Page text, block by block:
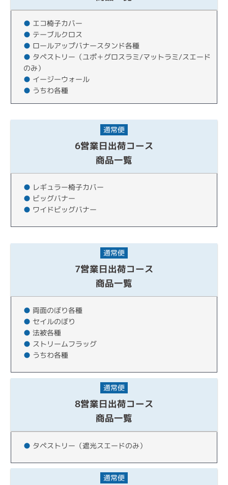
● エコ椅子カバー
● テーブルクロス
● ロールアップバナースタンド各種
● タペストリー（ユポ＋グロスラミ/マットラミ/スエード
のみ）
● イージーウォール
● うちわ各種
通常便
6営業日出荷コース
商品一覧
● レギュラー椅子カバー
● ビッグバナー
● ワイドビッグバナー
通常便
7営業日出荷コース
商品一覧
● 両面のぼり各種
● セイルのぼり
● 法被各種
● ストリームフラッグ
● うちわ各種
通常便
8営業日出荷コース
商品一覧
● タペストリー（遮光スエードのみ）
通常便